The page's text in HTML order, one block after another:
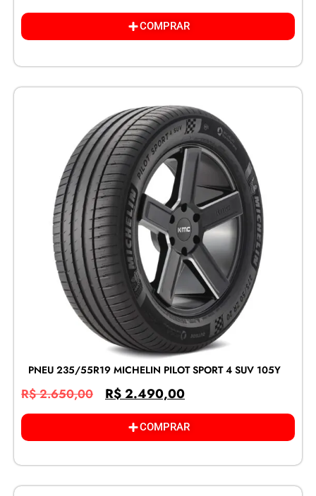
COMPRAR
PNEU 235/55R19 MICHELIN PILOT SPORT 4 SUV 105Y
R$2.650,00 R$2.490,00
COMPRAR